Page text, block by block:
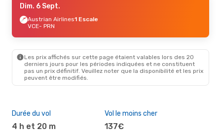
Dim. 6 Sept.
Austrian Airlines1 Escale
VCE- PRN
Les prix affichés sur cette page étaient valables lors des 20
derniers jours pour les périodes indiquées et ne constituent
pas un prix définitif. Veuillez noter que la disponibilité et les prix
peuvent être modifiés.
Durée du vol
4 h et 20 m
Vol le moins cher
137€